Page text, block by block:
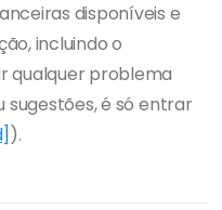
disponíveis e
incluindo o
qualquer problema
sugestões, é só entrar
).